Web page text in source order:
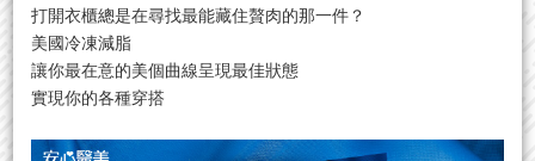
打開衣櫃總是在尋找最能藏住贅肉的那一件？
美國冷凍減脂
讓你最在意的美個曲線呈現最佳狀態
實現你的各種穿搭